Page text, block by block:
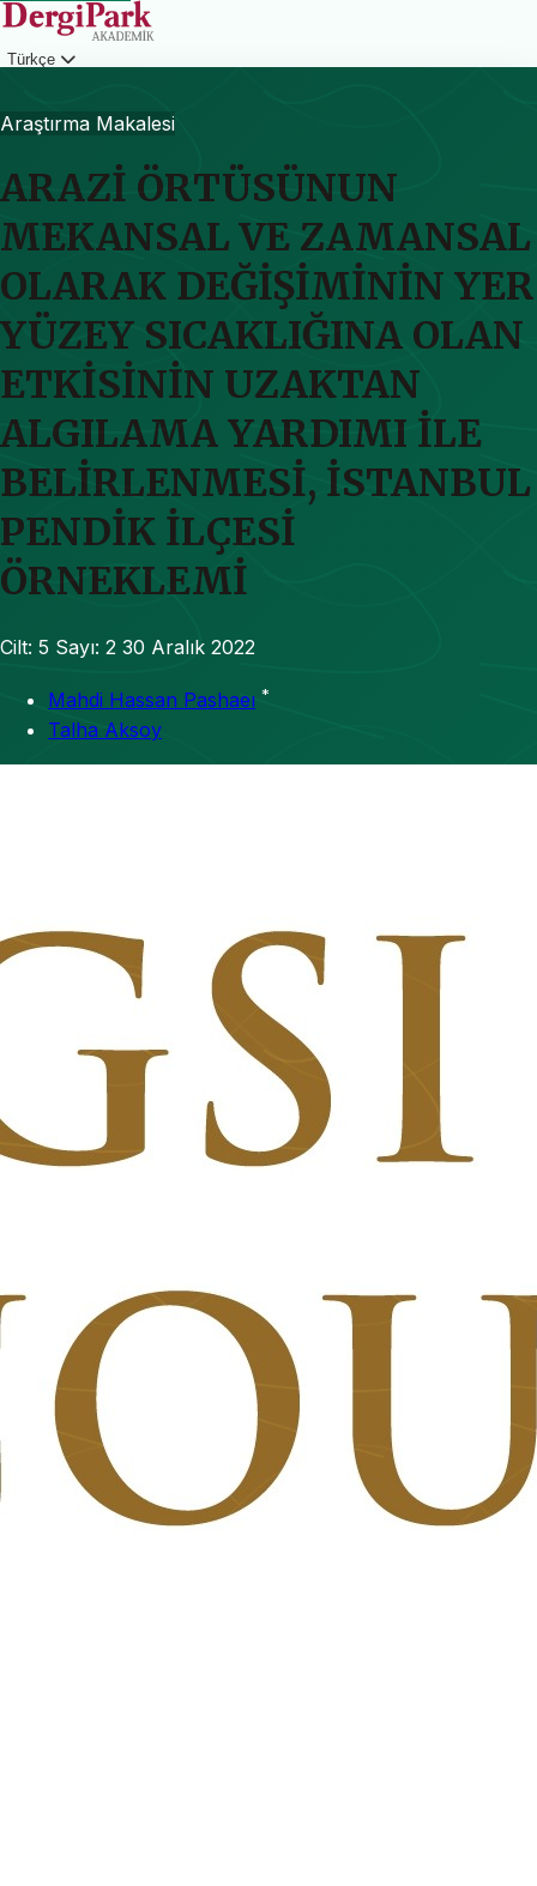
Türkçe
Araştırma Makalesi
ARAZİ ÖRTÜSÜNUN
MEKANSAL VE ZAMANSAL
OLARAK DEĞİŞİMİNİN YER
YÜZEY SICAKLIĞINA OLAN
ETKİSİNİN UZAKTAN
ALGILAMA YARDIMI İLE
BELİRLENMESİ, İSTANBUL
PENDİK İLÇESİ
ÖRNEKLEMİ
Cilt: 5 Sayı: 2 30 Aralık 2022
Mahdi Hassan Pashaeı *
Talha Aksoy